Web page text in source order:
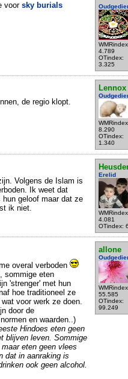
4.789
OTindex:
3.325
voor sky burials
Lennox
8.290
OTindex:
1.340
de regio klopt.
Erelid
4.081
OTindex:
Volgens de Islam is
Ik weet dat
geloof maar dat ze
ik niet.
allone
55.585
OTindex:
99.249
overal verboden
sommige eten
'strenger' met hun
hoe traditioneel ze
voor werk ze doen.
door de
en waarden..)
Hindoes eten geen
blijven leven. Sommige
eten geen vlees
dat in aanraking is
ook geen alcohol.